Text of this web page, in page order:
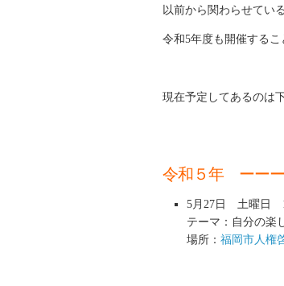
以前から関わらせている
令和5年度も開催するこ
現在予定してあるのは
令和５年 ーー
5月27日 土曜日
テーマ：自分の楽
場所： 福岡市人権